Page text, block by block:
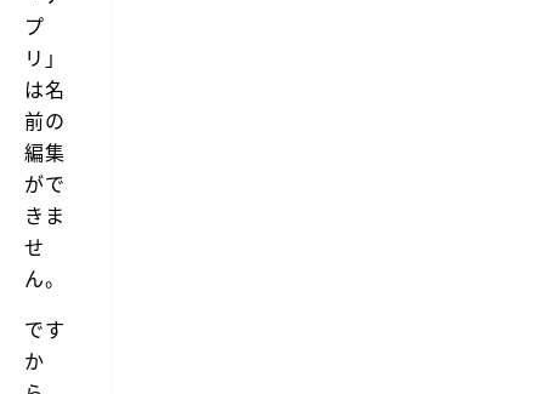
プ
リ」
は名
前の
編集
がで
きま
せ
ん。
です
か